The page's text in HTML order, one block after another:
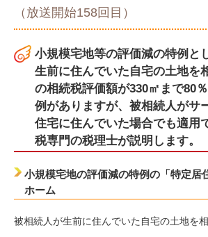
（放送開始158回目）
小規模宅地等の評価減の特例と
生前に住んでいた自宅の土地を
の相続税評価額が330㎡まで80
例がありますが、被相続人がサ
住宅に住んでいた場合でも適用
税専門の税理士が説明します。
小規模宅地の評価減の特例の「特定居
ホーム
被相続人が生前に住んでいた自宅の土地を